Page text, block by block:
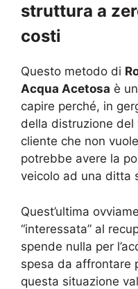
struttura a
costi
Questo metodo di
Acqua Acetosa è
capire perché, in
della distruzione del
cliente che non
potrebbe avere la
veicolo ad una ditta
Quest’ultima
“interessata” al
spende nulla per
spesa da affrontare
questa situazione